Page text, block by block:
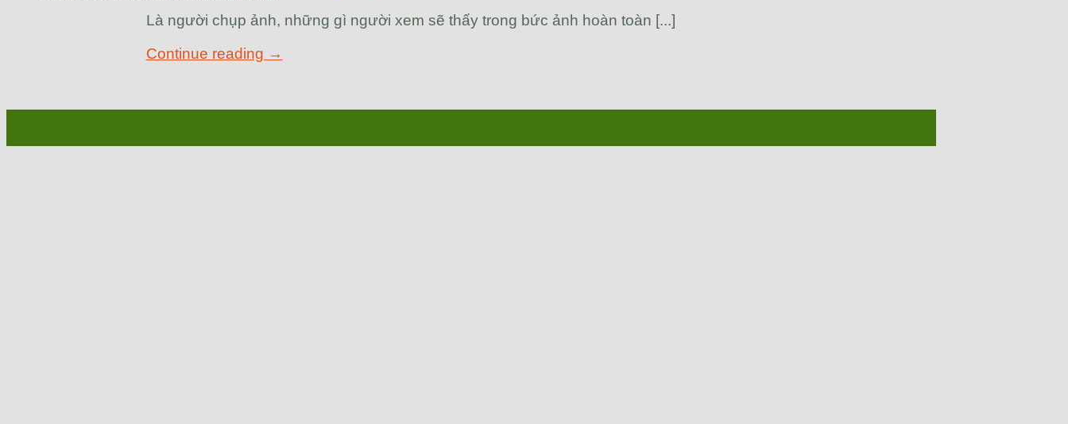
Là người chụp ảnh, những gì người xem sẽ thấy trong bức ảnh hoàn toàn [...]
Continue reading →